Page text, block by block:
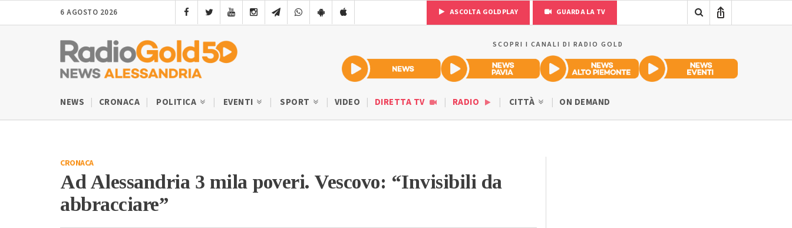
6 AGOSTO 2026 ASCOLTA GOLDPLAY GUARDA LA TV
SCOPRI I CANALI DI RADIO GOLD
NEWS CRONACA POLITICA EVENTI SPORT VIDEO DIRETTA TV RADIO CITTÀ ON DEMAND
CRONACA
Ad Alessandria 3 mila poveri. Vescovo: “Invisibili da
abbracciare”